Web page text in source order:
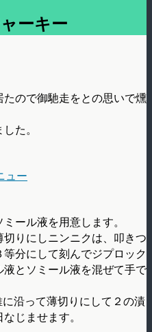
ーキー
ので御馳走をとの思いで燻
た。
ュー
ール液を用意します。
りにしニンニクは、叩きつ
分にして刻んでジプロック
とソミール液を混ぜて手で
沿って薄切りにして２の漬
じませます。